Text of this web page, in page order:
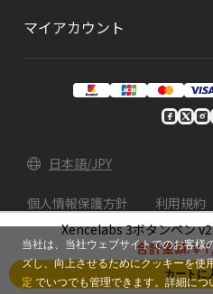
Xencelabs 3ボタンペン
合計金額:￥
カートに
マイアカウント
日本語/JPY
個人情報保護方針 利用規約
© 2026 Xencelabs
Reserved.
当社は、当社ウェブサイトでのお客様
ズし、向上させるためにクッキーを使
定 でいつでも管理できます。詳細につ